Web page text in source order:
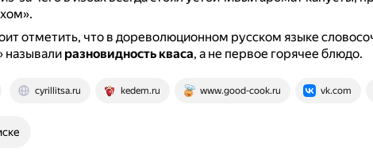
отметить, что в дореволюционном русском языке
называли разновидность кваса, а не первое горячее блюдо.
cyrillitsa.ru kedem.ru www.good-cook.ru vk.com